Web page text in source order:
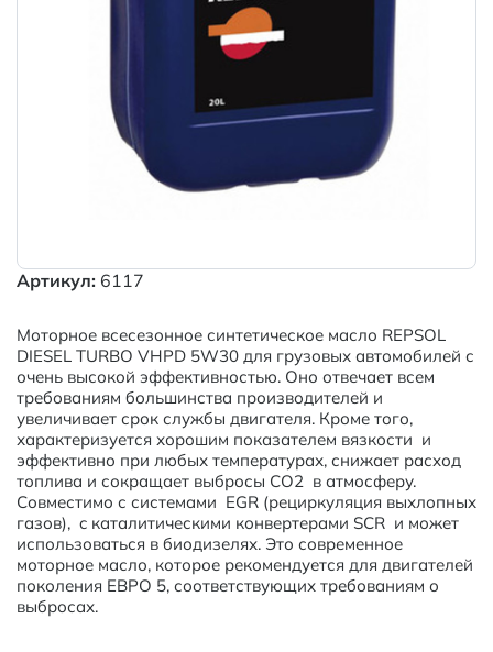
Артикул: 6117
Моторное всесезонное синтетическое масло REPSOL
DIESEL TURBO VHPD 5W30 для грузовых автомобилей с
очень высокой эффективностью. Оно отвечает всем
требованиям большинства производителей и
увеличивает срок службы двигателя. Кроме того,
характеризуется хорошим показателем вязкости и
эффективно при любых температурах, снижает расход
топлива и сокращает выбросы СО2 в атмосферу.
Совместимо с системами EGR (рециркуляция выхлопных
газов), c каталитическими конвертерами SCR и может
использоваться в биодизелях. Это современное
моторное масло, которое рекомендуется для двигателей
поколения ЕВРО 5, соответствующих требованиям о
выбросах.